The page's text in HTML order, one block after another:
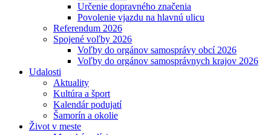
Určenie dopravného značenia
Povolenie vjazdu na hlavnú ulicu
Referendum 2026
Spojené voľby 2026
Voľby do orgánov samosprávy obcí 2026
Voľby do orgánov samosprávnych krajov 2026
Udalosti
Aktuality
Kultúra a šport
Kalendár podujatí
Šamorín a okolie
Život v meste